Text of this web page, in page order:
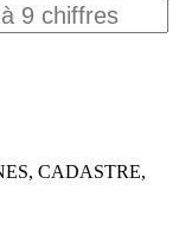
CADASTRE,